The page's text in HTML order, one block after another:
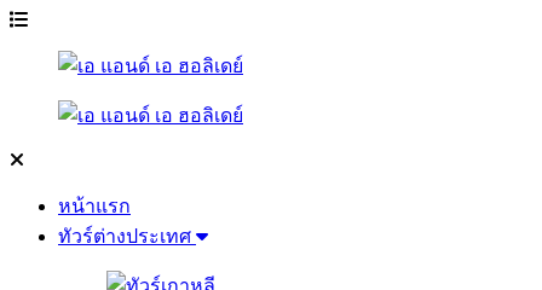
หน้าแรก
ทัวร์ต่างประเทศ